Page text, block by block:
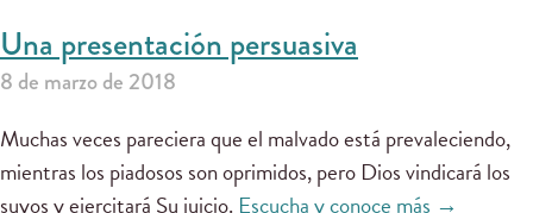
Una presentación persuasiva
8 de marzo de 2018
Muchas veces pareciera que el malvado está prevaleciendo,
mientras los piadosos son oprimidos, pero Dios vindicará los
suyos y ejercitará Su juicio. Escucha y conoce más →